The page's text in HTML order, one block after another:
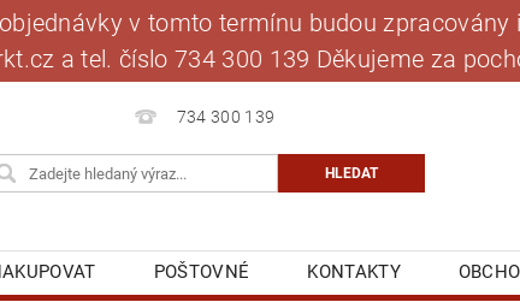
v tomto termínu budou
a tel. číslo 734 300 139 Děkujeme za
734 300 139
POŠTOVNÉ KONTAKTY